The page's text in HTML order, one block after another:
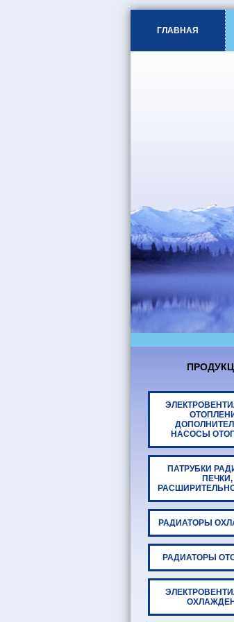
ГЛАВНАЯ
НАСОСЫ
ПАТРУБКИ
ПЕЧКИ,
РАДИАТОРЫ
РАДИАТОРЫ